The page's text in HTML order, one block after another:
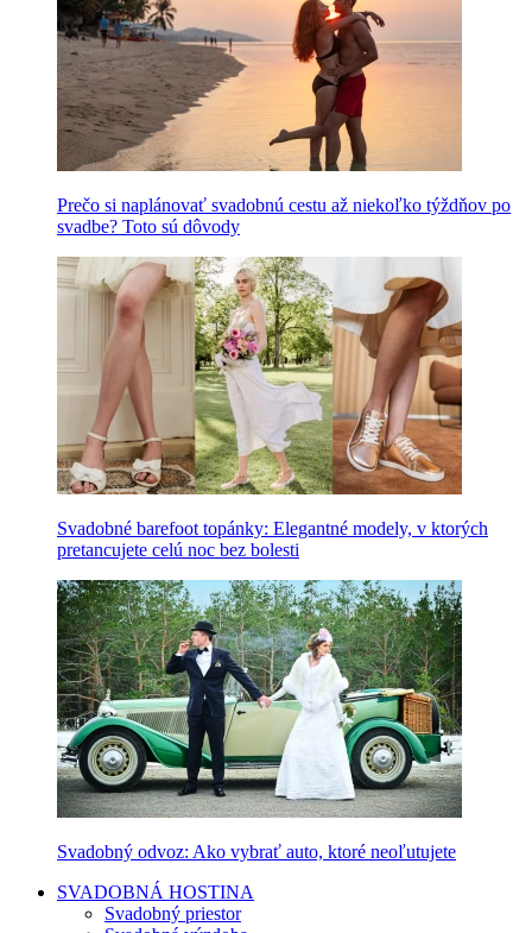
Prečo si naplánovať svadobnú cestu až niekoľko týždňov po
svadbe? Toto sú dôvody
Svadobné barefoot topánky: Elegantné modely, v ktorých
pretancujete celú noc bez bolesti
Svadobný odvoz: Ako vybrať auto, ktoré neoľutujete
SVADOBNÁ HOSTINA
Svadobný priestor